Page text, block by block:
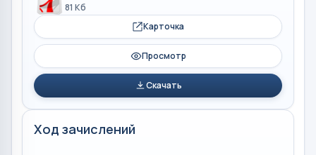
81 Кб
Карточка
Просмотр
Скачать
Ход зачислений